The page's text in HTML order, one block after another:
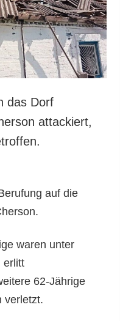
LEISTUNGEN
Abonnement
das Dorf
attackiert,
auf die
waren unter
erlitt
62-Jährige
verletzt.